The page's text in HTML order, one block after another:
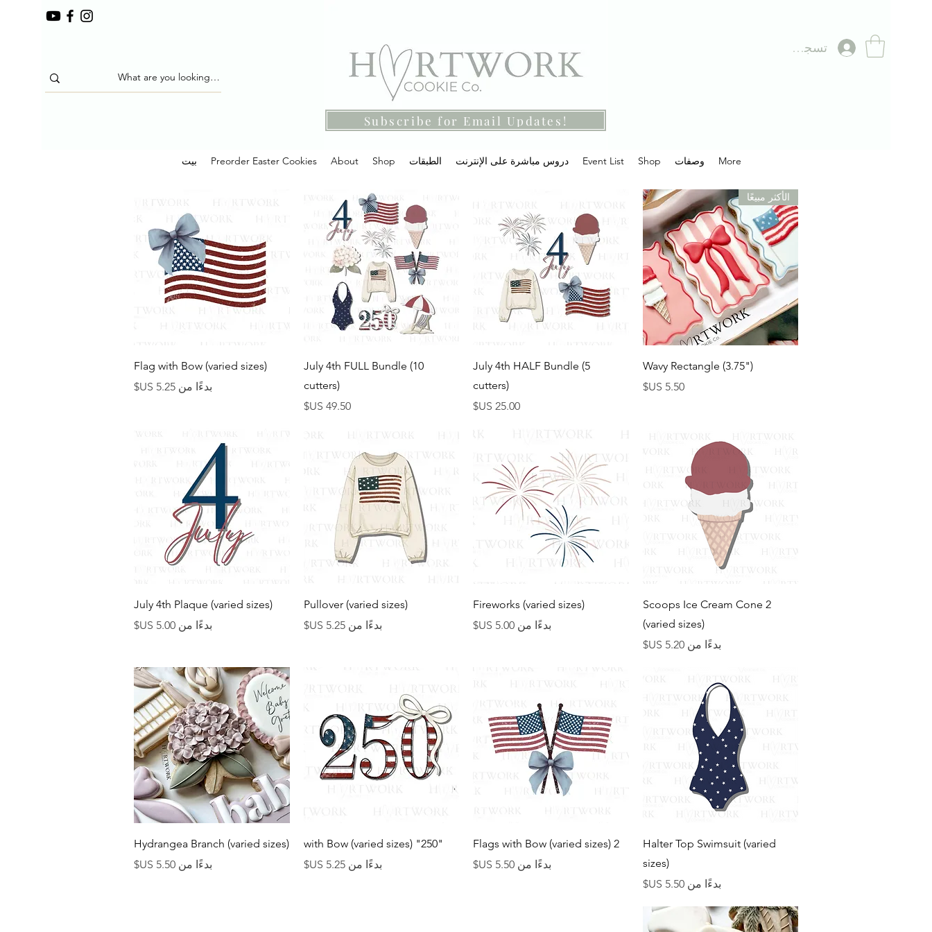
Subscribe for Email Updates!
تسجيل الدخول
بيت Preorder Easter Cookies About Shop الطبقات دروس مباشرة على الإنترنت Event List Shop وصفات More
العرض السريع
الأكثر مبيعًا
Wavy Rectangle (3.75")
السعر‏5.50 US$
العرض السريع
July 4th HALF Bundle (5
cutters)
السعر
العرض السريع
July 4th FULL Bundle (10
cutters)
السعر‏49.50 US$
العرض السريع
Flag with Bow (varied sizes)
بدءًا من
سعر البيع
العرض السريع
2 Scoops Ice Cream Cone
(varied sizes)
بدءًا من
‏5.20 US$
سعر البيع
العرض السريع
Fireworks (varied sizes)
بدءًا من
سعر البيع
العرض السريع
Pullover (varied sizes)
بدءًا من
‏5.25 US$
سعر البيع
العرض السريع
July 4th Plaque (varied sizes)
بدءًا من
سعر البيع
العرض السريع
Halter Top Swimsuit (varied
sizes)
بدءًا من
‏5.50 US$
سعر البيع
العرض السريع
2 Flags with Bow (varied sizes)
بدءًا من
سعر البيع
العرض السريع
"250" with Bow (varied sizes)
بدءًا من
‏5.25 US$
سعر البيع
العرض السريع
Hydrangea Branch (varied sizes)
بدءًا من
سعر البيع